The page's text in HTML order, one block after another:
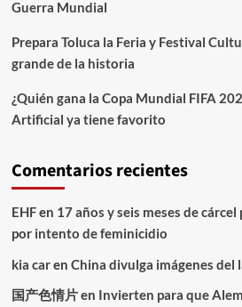
Guerra Mundial
Prepara Toluca la Feria y Festival
grande de la historia
¿Quién gana la Copa Mundial FIFA
Artificial ya tiene favorito
Comentarios recientes
EHFen 17 años y seis meses de cárcel
por intento de feminicidio
kia caren China divulga imágenes del
国产色情片en Invierten para que